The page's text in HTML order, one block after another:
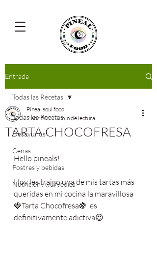
Entrada
Todas las Recetas
Desayunos
Cenas
Postres y bebidas
Nutrición Ayurvédica
Todas las Recetas
TARTA CHOCOFRESA
Pineal soul food
2 abr 2021 1 min de lectura
Hello pineals!
Hoy les traigo una de mis tartas más
queridas en mi cocina la maravillosa
🍓Tarta Chocofresa🍇  es
definitivamente adictiva😍